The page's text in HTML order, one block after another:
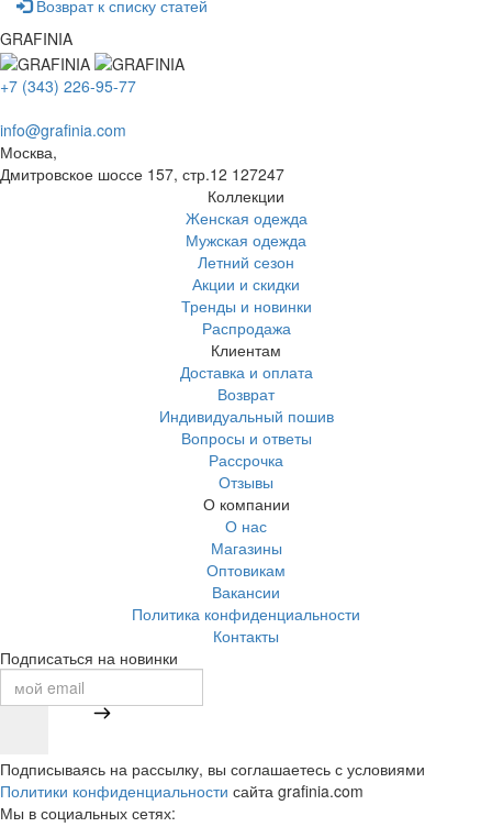
Возврат к списку статей
GRAFINIA
+7 (343) 226-95-77
info@grafinia.com
Москва,
Дмитровское шоссе 157, стр.12 127247
Коллекции
Женская одежда
Мужская одежда
Летний сезон
Акции и скидки
Тренды и новинки
Распродажа
Клиентам
Доставка и оплата
Возврат
Индивидуальный пошив
Вопросы и ответы
Рассрочка
Отзывы
О компании
О нас
Магазины
Оптовикам
Вакансии
Политика конфиденциальности
Контакты
Подписаться на новинки
Подписываясь на рассылку, вы соглашаетесь с условиями
Политики конфиденциальности сайта grafinia.com
Мы в социальных сетях: